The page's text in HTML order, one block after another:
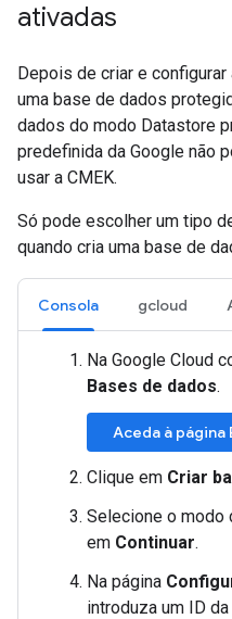
ativadas
Depois de criar e
uma base de dados
dados do modo Datastore
predefinida da Google não
usar a CMEK.
Só pode escolher um tipo
quando cria uma base de
Consola gcloud
Na Google Cloud
Bases de dados.
Aceda à página
Clique em Criar
Selecione o modo
em Continuar.
Na página
introduza um ID